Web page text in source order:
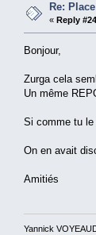
Re:
« Reply
Bonjour,
Zurga cela
Un même
Si comme tu le
On en avait
Amitiés
Yannick